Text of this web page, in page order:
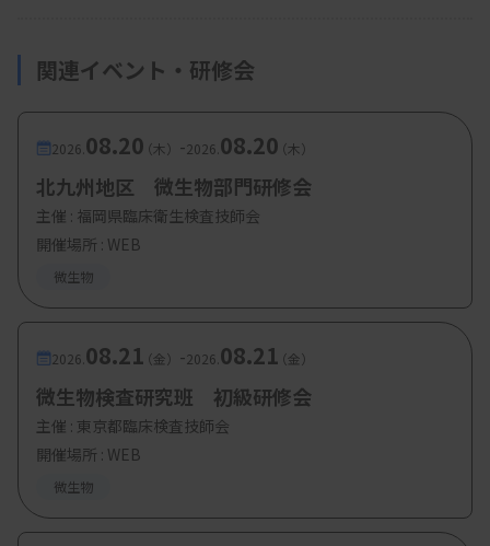
関連イベント・研修会
2026. 08.20（木） -2026. 08.20（木）
北九州地区 微生物部門研修会
主催 : 福岡県臨床衛生検査技師会
開催場所 : WEB
微生物
2026. 08.21（金） -2026. 08.21（金）
微生物検査研究班 初級研修会
主催 : 東京都臨床検査技師会
開催場所 : WEB
微生物